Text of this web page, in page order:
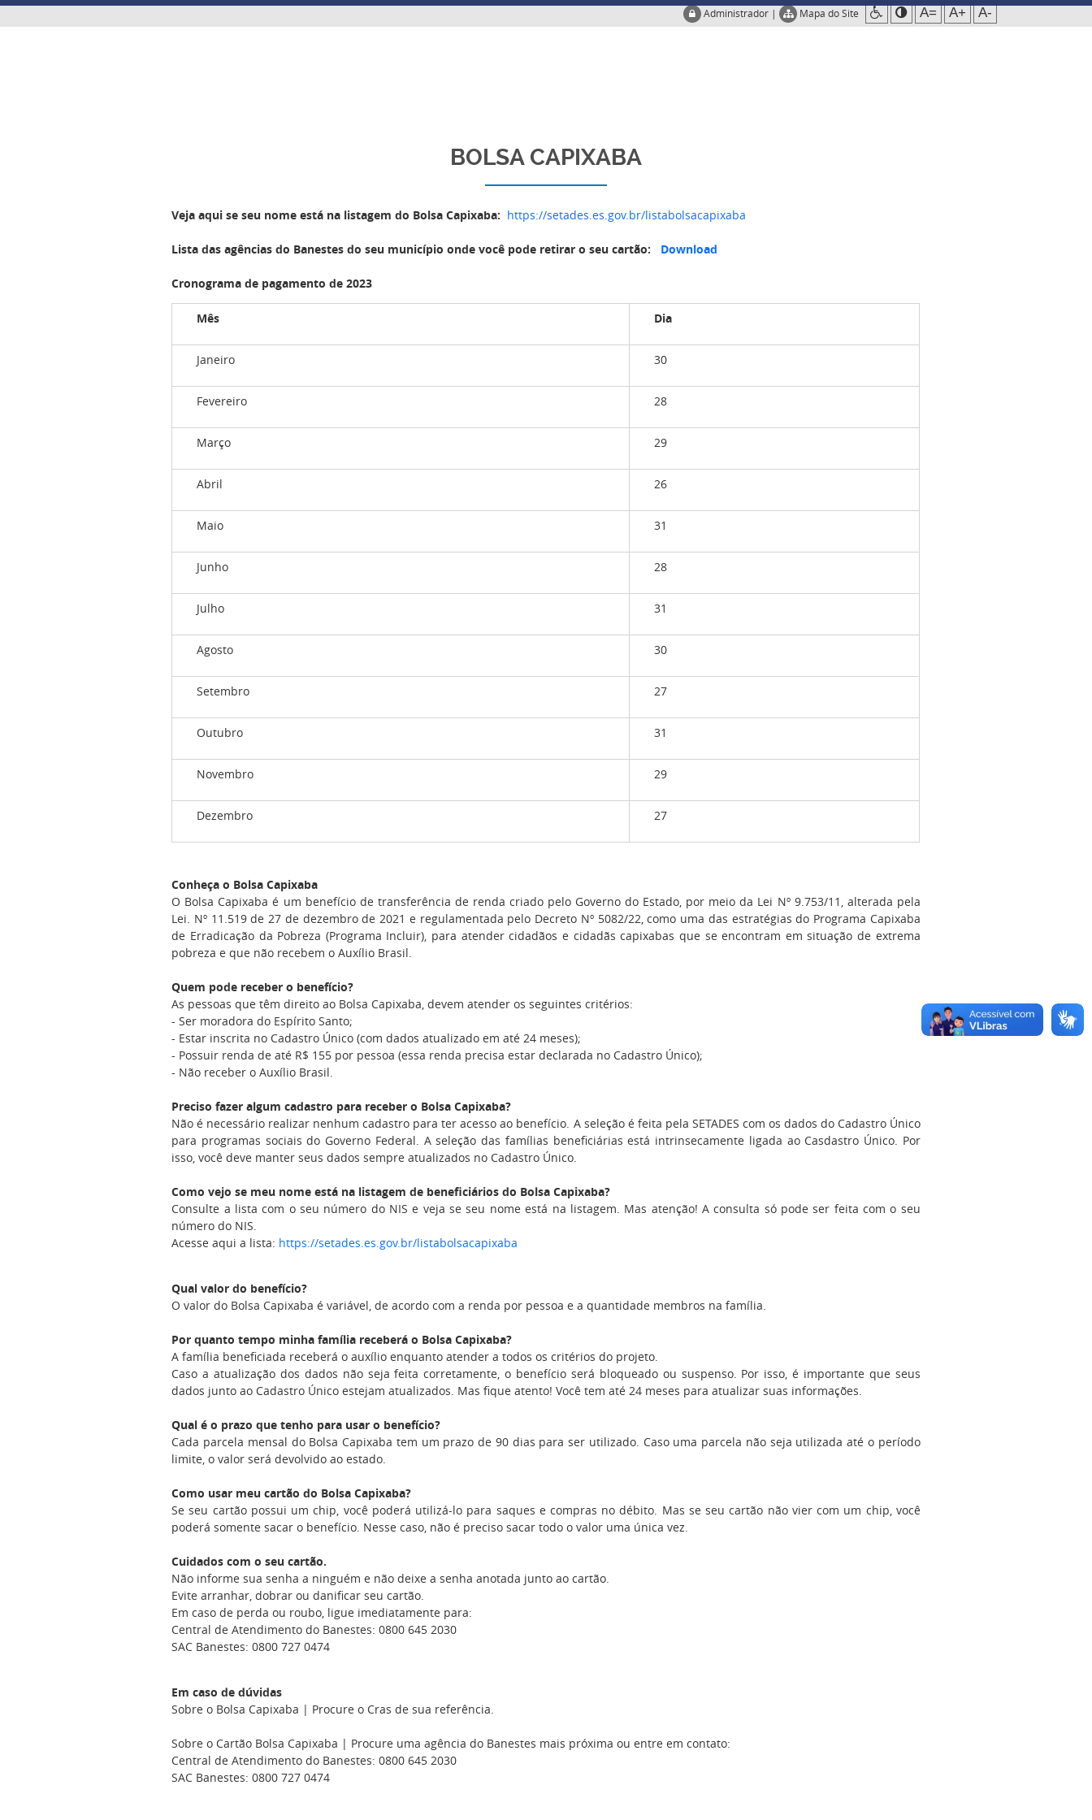
Administrador | Mapa do Site A= A+ A-
BOLSA CAPIXABA
Veja aqui se seu nome está na listagem do Bolsa Capixaba: https://setades.es.gov.br/listabolsacapixaba
Lista das agências do Banestes do seu município onde você pode retirar o seu cartão: Download
Cronograma de pagamento de 2023
Mês Dia
Janeiro 30
Fevereiro 28
Março 29
Abril 26
Maio 31
Junho 28
Julho 31
Agosto 30
Setembro 27
Outubro 31
Novembro 29
Dezembro 27
Conheça o Bolsa Capixaba
O Bolsa Capixaba é um benefício de transferência de renda criado pelo Governo do Estado, por meio da Lei Nº 9.753/11, alterada pela
Lei. Nº 11.519 de27 de dezembrode 2021 e regulamentada pelo Decreto Nº 5082/22, como uma das estratégias do Programa Capixaba
de Erradicação da Pobreza (Programa Incluir), para atender cidadãos e cidadãs capixabas que se encontram em situação de extrema
pobreza e que não recebem o Auxílio Brasil.
Quem pode receber o benefício?
As pessoas que têm direito ao Bolsa Capixaba, devem atender os seguintes critérios:
- Ser moradora do Espírito Santo;
- Estar inscrita no Cadastro Único (com dados atualizado em até 24 meses);
- Possuir renda de até R$ 155 por pessoa (essa renda precisa estar declarada no Cadastro Único);
- Não receber o Auxílio Brasil.
Preciso fazer algum cadastro para receber o Bolsa Capixaba?
Não é necessário realizar nenhum cadastro para ter acesso ao benefício. A seleção é feita pela SETADES com os dados do Cadastro Único
para programas sociais do Governo Federal. A seleção das famílias beneficiárias está intrinsecamente ligada ao Casdastro Único. Por
isso, você deve manter seus dados sempre atualizados no Cadastro Único.
Como vejo se meu nome está na listagem de beneficiários do Bolsa Capixaba?
Consulte a lista com o seu número do NIS e veja se seu nome está na listagem. Mas atenção! A consulta só pode ser feita com o seu
número do NIS.
Acesse aqui a lista: https://setades.es.gov.br/listabolsacapixaba
Qual valor do benefício?
O valor do Bolsa Capixaba é variável, de acordo com a renda por pessoa e a quantidade membros na família.
Por quanto tempo minha família receberá o Bolsa Capixaba?
A família beneficiada receberá o auxílio enquanto atender a todos os critérios do projeto.
Caso a atualização dos dados não seja feita corretamente, o benefício será bloqueado ou suspenso. Por isso, é importante que seus
dados junto ao Cadastro Único estejam atualizados. Mas fique atento! Você tem até 24 meses para atualizar suas informações.
Qual é o prazo que tenho para usar o benefício?
Cada parcela mensal do Bolsa Capixaba tem um prazo de 90 dias para ser utilizado. Caso uma parcela não seja utilizada até o período
limite, o valor será devolvido ao estado.
Como usar meu cartão do Bolsa Capixaba?
Se seu cartão possui um chip, você poderá utilizá-lo para saques e compras no débito. Mas se seu cartão não vier com um chip, você
poderá somente sacar o benefício. Nesse caso, não é preciso sacar todo o valor uma única vez.
Cuidados com o seu cartão.
Não informe sua senha a ninguém e não deixe a senha anotada junto ao cartão.
Evite arranhar, dobrar ou danificar seu cartão.
Em caso de perda ou roubo, ligue imediatamente para:
Central de Atendimento do Banestes: 0800 645 2030
SAC Banestes: 0800 727 0474
Em caso de dúvidas
Sobre o Bolsa Capixaba | Procure o Cras de sua referência.
Sobre o Cartão Bolsa Capixaba | Procure uma agência do Banestes mais próxima ou entre em contato:
Central de Atendimento do Banestes: 0800 645 2030
SAC Banestes: 0800 727 0474